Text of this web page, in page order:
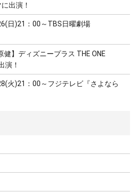
出演！
日)21：00～TBS日曜劇場
健】ディズニープラス THE ONE
演！
火)21：00～フジテレビ『さよなら